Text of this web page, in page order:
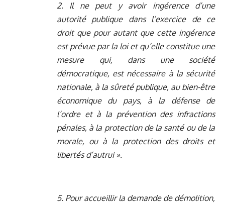
2. Il ne peut y avoir ingérence d’une
autorité publique dans l’exercice de ce
droit que pour autant que cette ingérence
est prévue par la loi et qu’elle constitue une
mesure qui, dans une société
démocratique, est nécessaire à la sécurité
nationale, à la sûreté publique, au bien-être
économique du pays, à la défense de
l’ordre et à la prévention des infractions
pénales, à la protection de la santé ou de la
morale, ou à la protection des droits et
libertés d’autrui ».
5. Pour accueillir la demande de démolition,